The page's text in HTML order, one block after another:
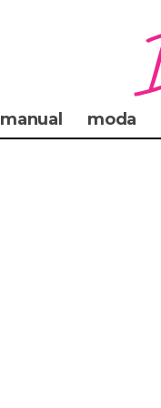
manual moda